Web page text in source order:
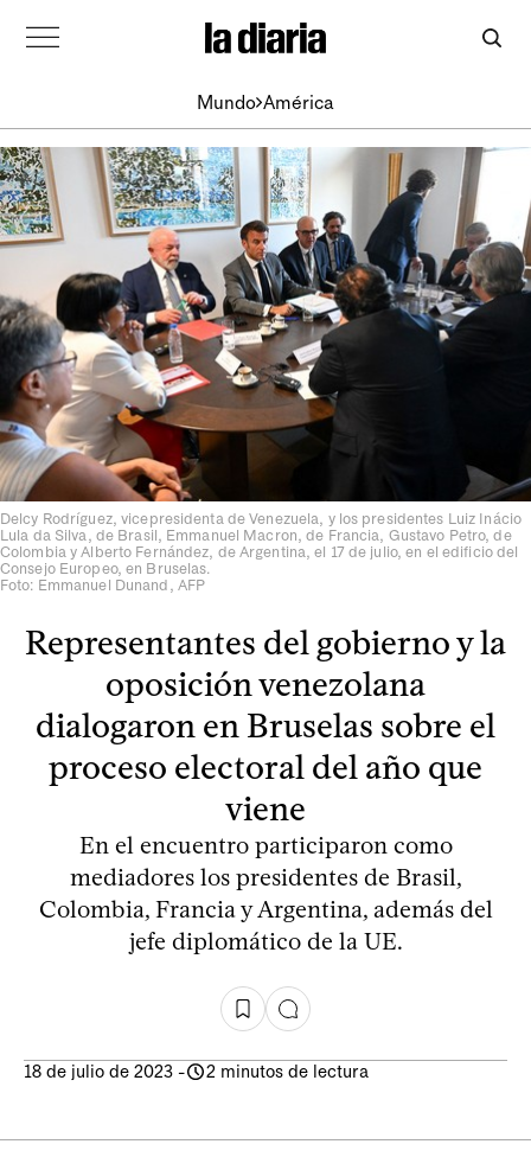
Mundo América
Delcy Rodríguez, vicepresidenta de Venezuela, y los presidentes Luiz Inácio
Lula da Silva, de Brasil, Emmanuel Macron, de Francia, Gustavo Petro, de
Colombia y Alberto Fernández, de Argentina, el 17 de julio, en el edificio del
Consejo Europeo, en Bruselas.
Foto: Emmanuel Dunand, AFP
Representantes del gobierno y la
oposición venezolana
dialogaron en Bruselas sobre el
proceso electoral del año que
viene
En el encuentro participaron como
mediadores los presidentes de Brasil,
Colombia, Francia y Argentina, además del
jefe diplomático de la UE.
18 de julio de 2023 - 2 minutos de lectura